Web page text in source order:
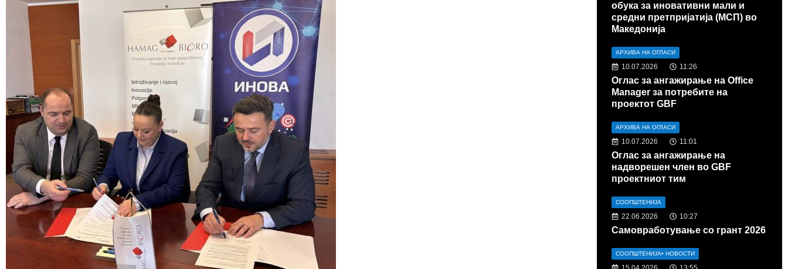
обука за иновативни мали и
средни претпријатија (МСП) во
Македонија
АРХИВА НА ОГЛАСИ
10.07.2026 11:26
Оглас за ангажирање на Office
Manager за потребите на
проектот GBF
АРХИВА НА ОГЛАСИ
10.07.2026 11:01
Оглас за ангажирање на
надворешен член во GBF
проектниот тим
СООПШТЕНИЈА
22.06.2026 10:27
Самовработување со грант 2026
СООПШТЕНИЈА• НОВОСТИ